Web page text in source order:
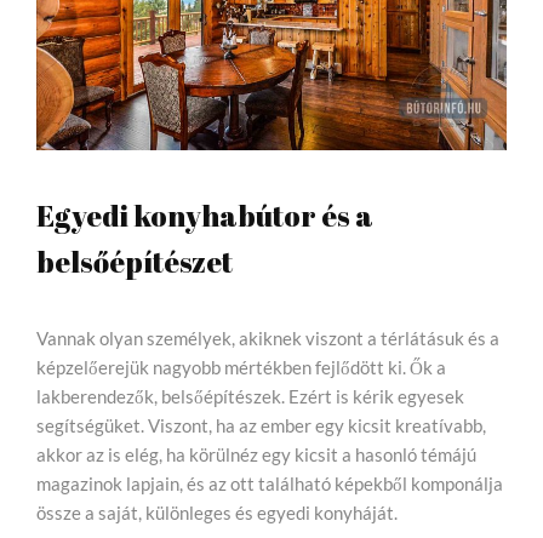
Egyedi konyhabútor és a
belsőépítészet
Vannak olyan személyek, akiknek viszont a térlátásuk és a
képzelőerejük nagyobb mértékben fejlődött ki. Ők a
lakberendezők, belsőépítészek. Ezért is kérik egyesek
segítségüket. Viszont, ha az ember egy kicsit kreatívabb,
akkor az is elég, ha körülnéz egy kicsit a hasonló témájú
magazinok lapjain, és az ott található képekből komponálja
össze a saját, különleges és egyedi konyháját.